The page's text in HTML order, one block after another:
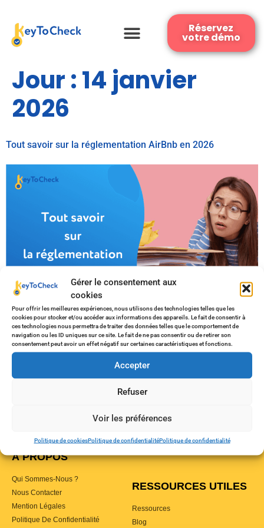
Gérer le consentement aux
cookies
Pour offrir les meilleures expériences, nous utilisons des technologies telles que les
cookies pour stocker et/ou accéder aux informations des appareils. Le fait de consentir à
ces technologies nous permettra de traiter des données telles que le comportement de
navigation ou les ID uniques sur ce site. Le fait de ne pas consentir ou de retirer son
consentement peut avoir un effet négatif sur certaines caractéristiques et fonctions.
Accepter
Refuser
Voir les préférences
Politique de cookiesPolitique de confidentialitéPolitique de confidentialité
Réservez
votre démo
Jour :14 janvier
2026
Tout savoir sur la réglementation AirBnb en 2026
La location courte durée en France, ça peut paraître facile
au premier abord : on poste une annonce sur AirBnb et on
attend les réservations. Mais ça, c’est la partie émergée de
l’iceberg. Parce qu’avant cela, il y a toutes les
réglementations légales, administratives, contractuelles et
À PROPOS
Qui Sommes-Nous ?
Nous Contacter
Mention Légales
Politique De Confidentialité
RESSOURCES UTILES
Ressources
Blog